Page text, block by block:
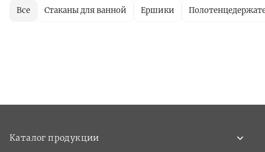
Все Стаканы для ванной Ершики
Каталог продукции